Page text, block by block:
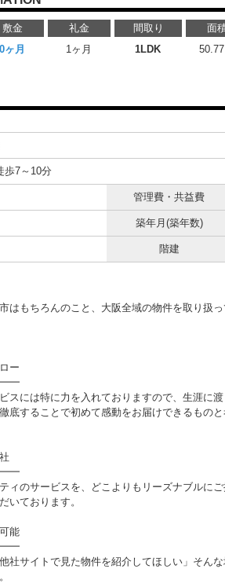
敷金 礼金 間取り 面
0ヶ月 1ヶ月 1LDK
歩7～10分
管理費・共益費
築年月(築年数)
階建
はもちろんのこと、大阪全域の物件を取り扱っ
ー
スには特に力を入れておりますので、生涯に
底することで初めて感動をお届けできるもの
ィのサービスを、どこよりもリーズナブルに
いております。
能
社サイトで見た物件を紹介してほしい」そん